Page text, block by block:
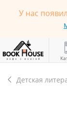
У нас
Детская